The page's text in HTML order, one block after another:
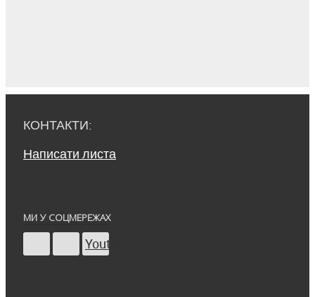
КОНТАКТИ:
Написати листа
МИ У СОЦМЕРЕЖАХ
Youtube